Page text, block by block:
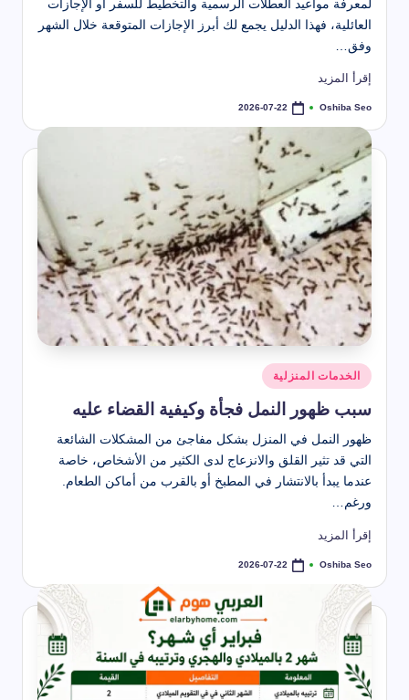
لمعرفة مواعيد العطلات الرسمية والتخطيط للسفر أو الإجازات
العائلية، فهذا الدليل يجمع لك أبرز الإجازات المتوقعة خلال الشهر
وفق…
إقرأ المزيد
تمّ
بواسطة
Oshiba Seo
2026-07-22
نُشر
في
الخدمات المنزلية
سبب ظهور النمل فجأة وكيفية القضاء عليه
ظهور النمل في المنزل بشكل مفاجئ من المشكلات الشائعة
التي قد تثير القلق والانزعاج لدى الكثير من الأشخاص، خاصة
عندما يبدأ بالانتشار في المطبخ أو بالقرب من أماكن الطعام.
ورغم…
إقرأ المزيد
تمّ
بواسطة
Oshiba Seo
2026-07-22